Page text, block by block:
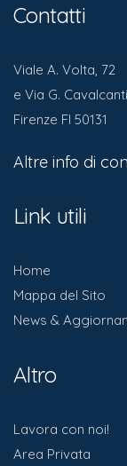
Contatti
Viale A. Volta, 72
e Via G.
Firenze FI 50131
Altre info di
Link utili
Home
Mappa del Sito
News &
Altro
Lavora con noi!
Area Privata